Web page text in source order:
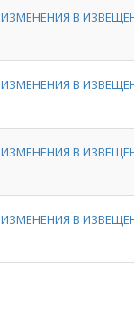
ИЗМЕНЕНИЯ В
ИЗМЕНЕНИЯ В
ИЗМЕНЕНИЯ В
ИЗМЕНЕНИЯ В